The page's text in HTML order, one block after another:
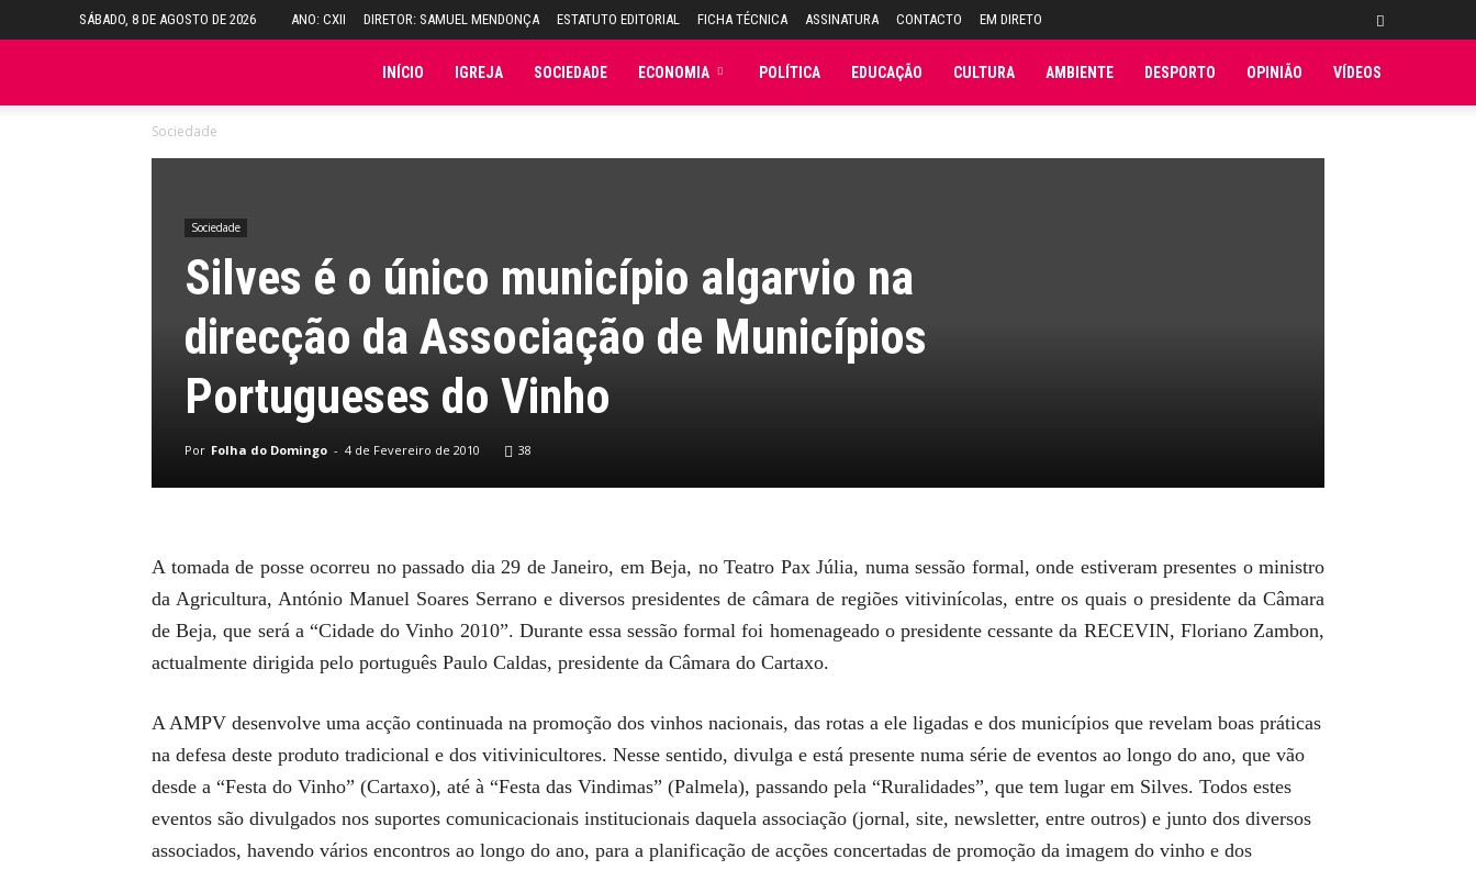
SÁBADO, 8 DE AGOSTO DE 2026 ANO: CXII DIRETOR: SAMUEL MENDONÇA ESTATUTO EDITORIAL FICHA TÉCNICA ASSINATURA CONTACTO EM DIRETO
INÍCIO IGREJA SOCIEDADE ECONOMIA POLÍTICA EDUCAÇÃO CULTURA AMBIENTE DESPORTO OPINIÃO VÍDEOS
Sociedade
Sociedade
Silves é o único município algarvio na
direcção da Associação de Municípios
Portugueses do Vinho
Por Folha do Domingo - 4 de Fevereiro de 2010 38
A tomada de posse ocorreu no passado dia 29 de Janeiro, em Beja, no Teatro Pax Júlia, numa sessão formal, onde estiveram presentes o ministro
da Agricultura, António Manuel Soares Serrano e diversos presidentes de câmara de regiões vitivinícolas, entre os quais o presidente da Câmara
de Beja, que será a “Cidade do Vinho 2010”. Durante essa sessão formal foi homenageado o presidente cessante da RECEVIN, Floriano Zambon,
actualmente dirigida pelo português Paulo Caldas, presidente da Câmara do Cartaxo.
A AMPV desenvolve uma acção continuada na promoção dos vinhos nacionais, das rotas a ele ligadas e dos municípios que revelam boas práticas
na defesa deste produto tradicional e dos vitivinicultores. Nesse sentido, divulga e está presente numa série de eventos ao longo do ano, que vão
desde a “Festa do Vinho” (Cartaxo), até à “Festa das Vindimas” (Palmela), passando pela “Ruralidades”, que tem lugar em Silves. Todos estes
eventos são divulgados nos suportes comunicacionais institucionais daquela associação (jornal, site, newsletter, entre outros) e junto dos diversos
associados, havendo vários encontros ao longo do ano, para a planificação de acções concertadas de promoção da imagem do vinho e dos